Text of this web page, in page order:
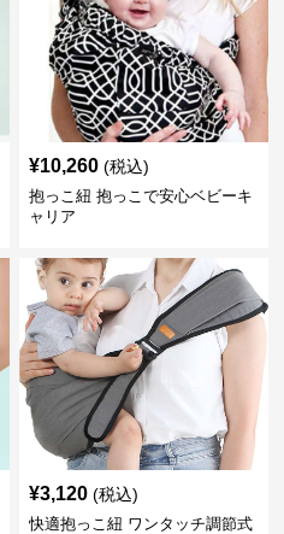
¥10,260 (税込)
抱っこ紐 抱っこで安心ベビーキ
ャリア
¥3,120 (税込)
快適抱っこ紐 ワンタッチ調節式